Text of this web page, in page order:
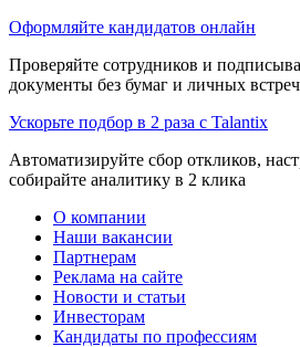
Оформляйте кандидатов онлайн
Проверяйте сотрудников и
документы без бумаг и личных встреч
Ускорьте подбор в 2 раза с Talantix
Автоматизируйте сбор откликов,
собирайте аналитику в 2 клика
О компании
Наши вакансии
Партнерам
Реклама на сайте
Новости и статьи
Инвесторам
Кандидаты по профессиям